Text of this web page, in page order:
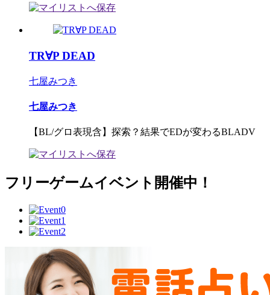
TR∀P DEAD
七屋みつき
七屋みつき
【BL/グロ表現含】探索？結果でEDが変わるBLADV
フリーゲームイベント開催中！